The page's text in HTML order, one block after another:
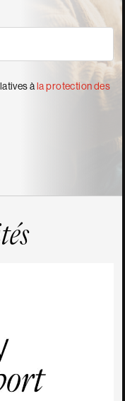
àla protection des